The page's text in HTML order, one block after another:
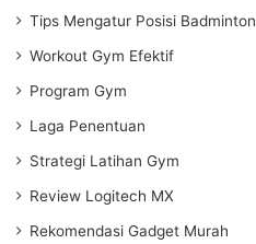
Tips Mengatur Posisi Badminton
Workout Gym Efektif
Program Gym
Laga Penentuan
Strategi Latihan Gym
Review Logitech MX
Rekomendasi Gadget Murah